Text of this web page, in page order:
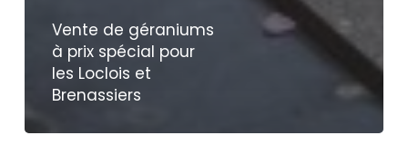
Vente de géraniums
à prix spécial pour
les Loclois et
Brenassiers